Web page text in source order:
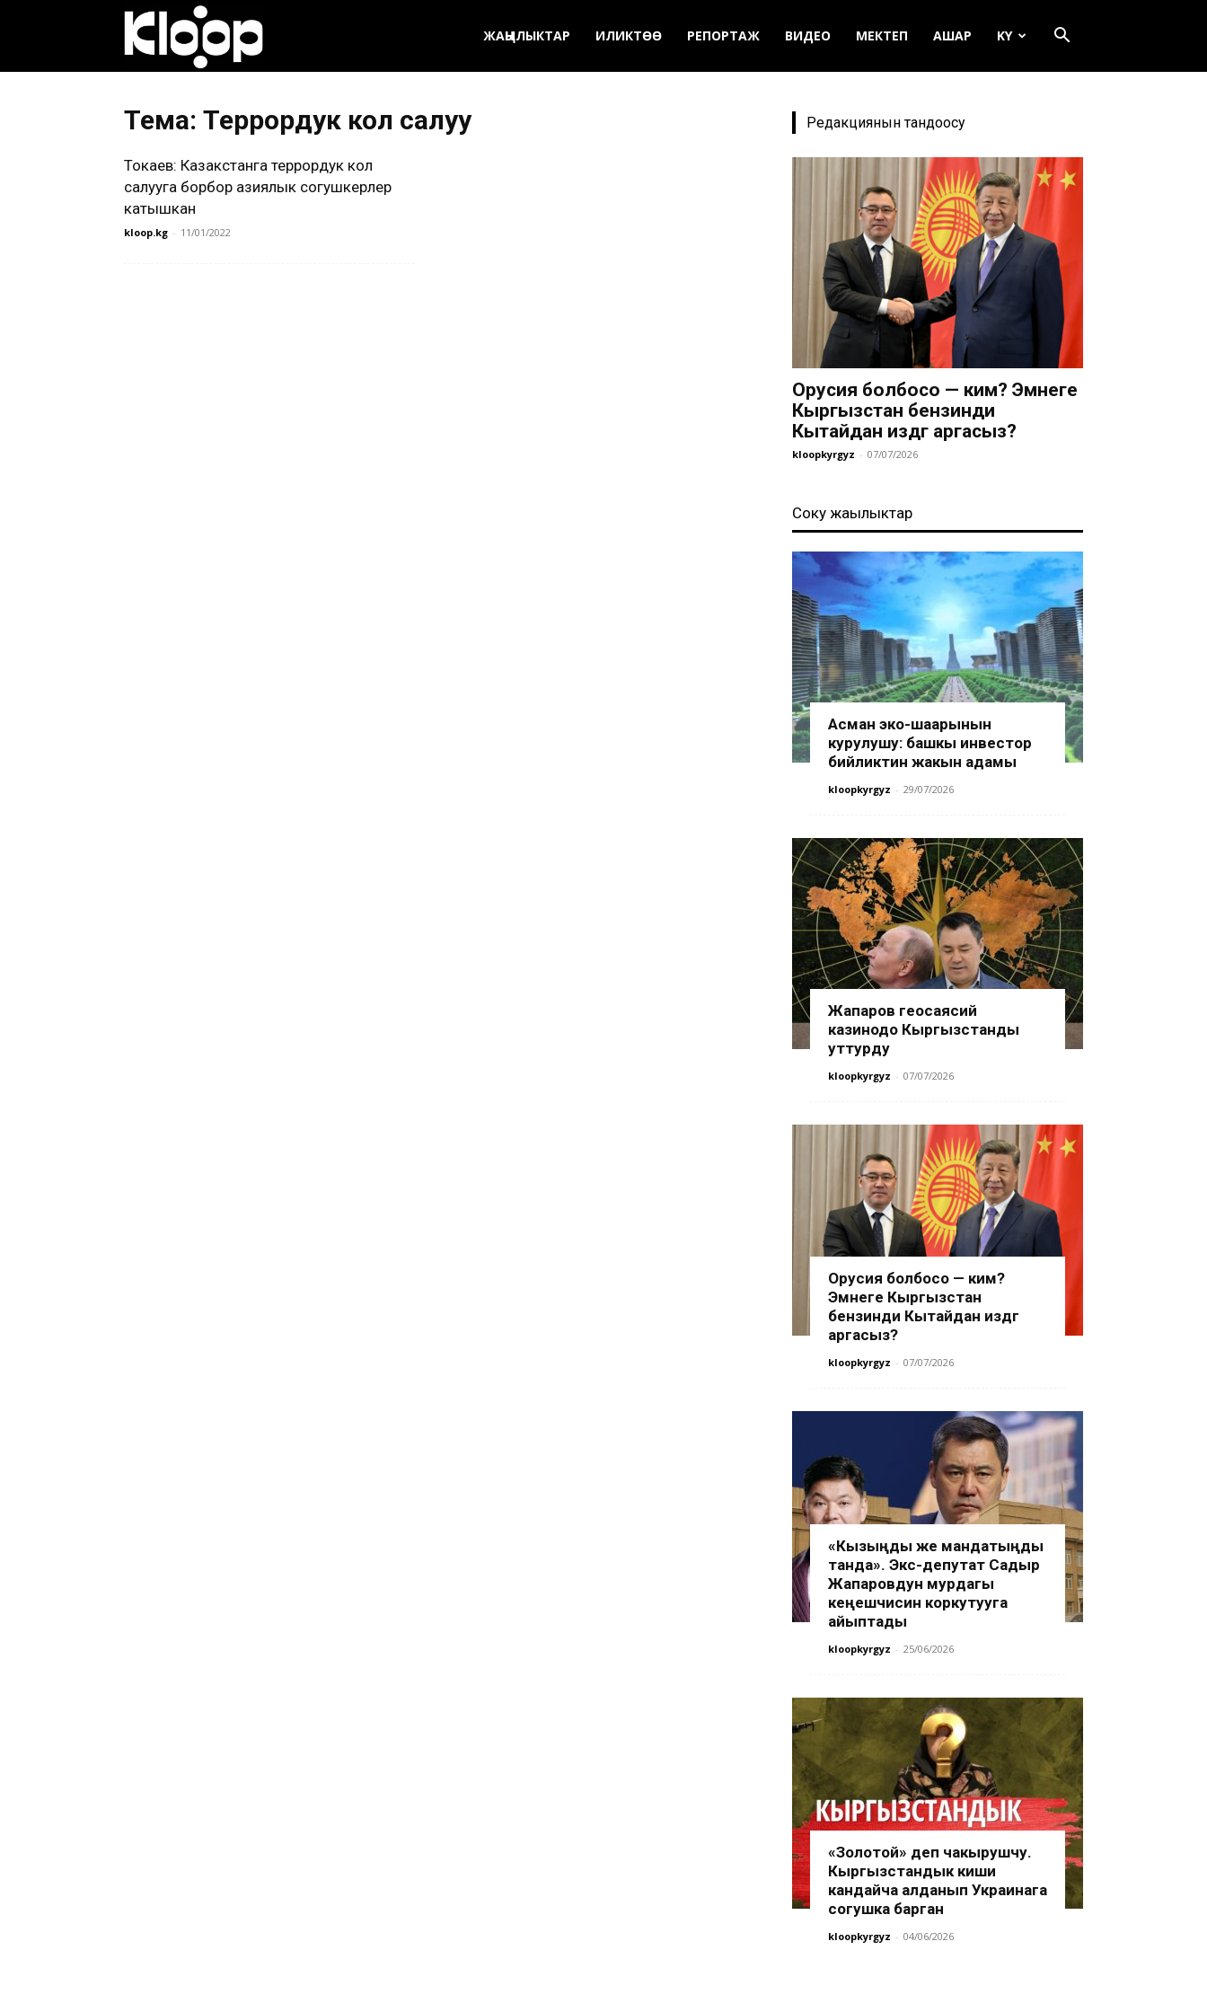
ЖАҢЫЛЫКТАР ИЛИКТӨӨ РЕПОРТАЖ ВИДЕО МЕКТЕП АШАР KY
Тема: Террордук кол салуу
Токаев: Казакстанга террордук кол
салууга борбор азиялык согушкерлер
катышкан
kloop.kg - 11/01/2022
Редакциянын тандоосу
Орусия болбосо — ким? Эмнеге
Кыргызстан бензинди
Кытайдан издөөгө аргасыз?
kloopkyrgyz - 07/07/2026
Соңку жаңылыктар
Асман эко-шаарынын
курулушу: башкы инвестор
бийликтин жакын адамы
kloopkyrgyz - 29/07/2026
Жапаров геосаясий
казинодо Кыргызстанды
уттурду
kloopkyrgyz - 07/07/2026
Орусия болбосо — ким?
Эмнеге Кыргызстан
бензинди Кытайдан издөөгө
аргасыз?
kloopkyrgyz - 07/07/2026
«Кызыңды же мандатыңды
танда». Экс-депутат Садыр
Жапаровдун мурдагы
кеңешчисин коркутууга
айыптады
kloopkyrgyz - 25/06/2026
«Золотой» деп чакырушчу.
Кыргызстандык киши
кандайча алданып Украинага
согушка барган
kloopkyrgyz - 04/06/2026